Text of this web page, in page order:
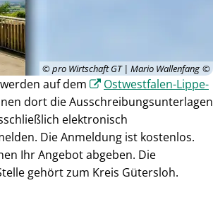
© pro Wirtschaft GT | Mario Wallenfang
auf dem
Ostwestfalen-Lippe-
dort die Ausschreibungsunterlagen
elektronisch
Die Anmeldung ist kostenlos.
Ihr Angebot abgeben. Die
gehört zum Kreis Gütersloh.